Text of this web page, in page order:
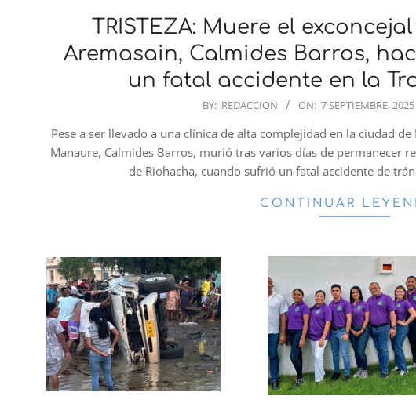
TRISTEZA: Muere el
Aremasain, Calmides Barros,
un fatal accidente en la
07
BY: REDACCION ON: 7 SEPTIEMBRE, 2025
Pese a ser llevado a una clínica de alta complejidad en la ciudad
Manaure, Calmides Barros, murió tras varios días de permanecer
de Riohacha, cuando sufrió un fatal accidente de
CONTINUAR